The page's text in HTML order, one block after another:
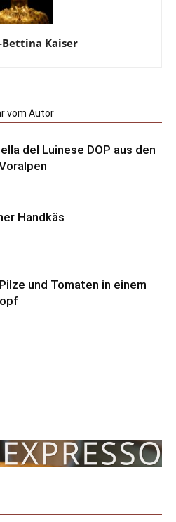
Kaiser
vom Autor
del Luinese DOP aus den
Handkäs
und Tomaten in einem